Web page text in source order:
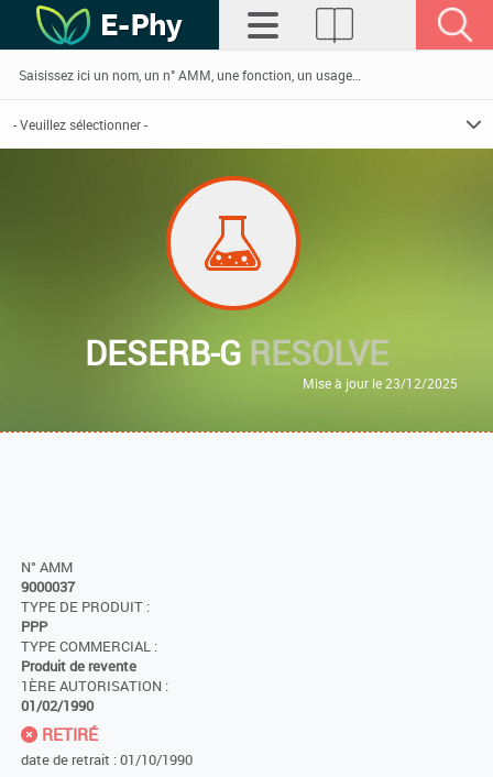
DESERB-G RESOLVE
Mise à jour le 23/12/2025
N° AMM
9000037
TYPE DE PRODUIT :
PPP
TYPE COMMERCIAL :
Produit de revente
1ÈRE AUTORISATION :
01/02/1990
RETIRÉ
date de retrait : 01/10/1990